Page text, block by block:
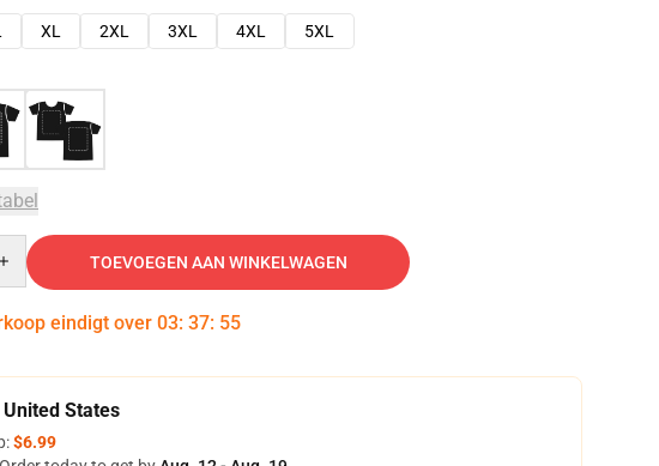
XL 2XL 3XL 4XL
5XL
TOEVOEGEN AAN WINKELWAGEN
eindigt over 03: 37: 54
States
$6.99